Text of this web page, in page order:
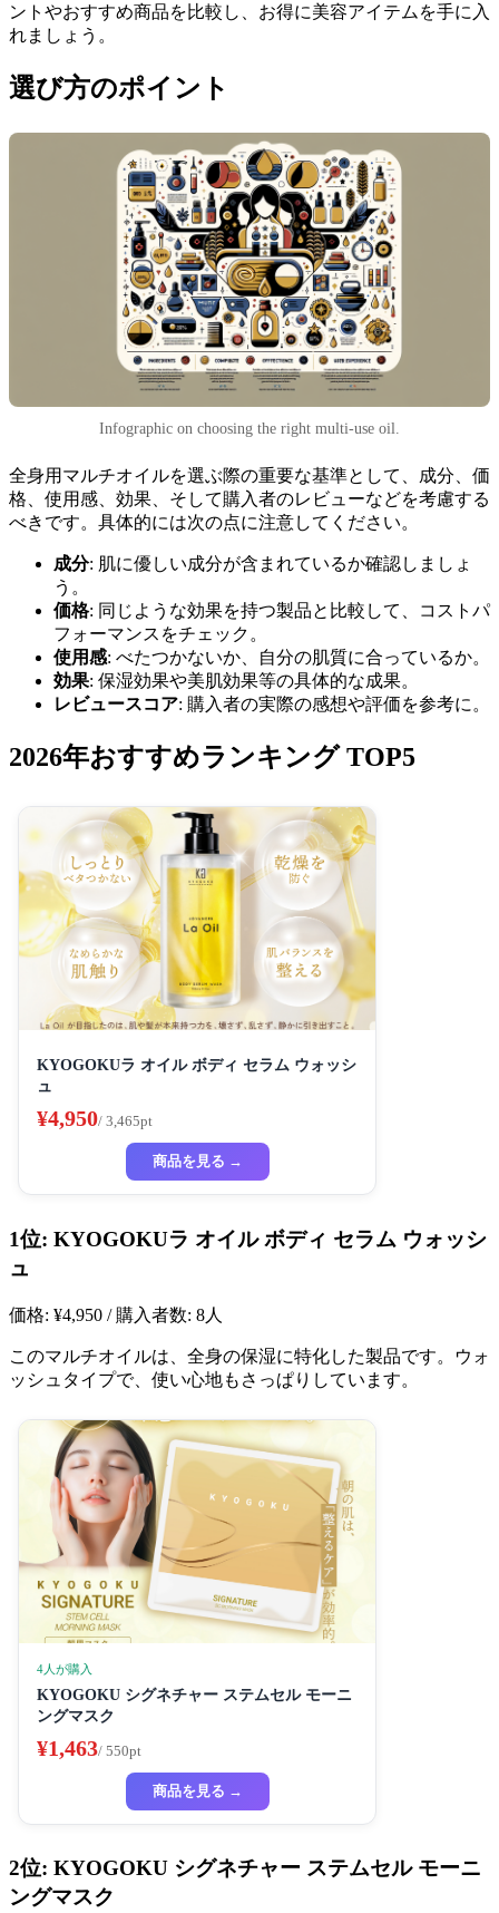
ントやおすすめ商品を比較し、お得に美容アイテムを手に入
れましょう。
選び方のポイント
Infographic on choosing the right multi-use oil.
全身用マルチオイルを選ぶ際の重要な基準として、成分、価
格、使用感、効果、そして購入者のレビューなどを考慮する
べきです。具体的には次の点に注意してください。
成分: 肌に優しい成分が含まれているか確認しましょ
う。
価格: 同じような効果を持つ製品と比較して、コストパ
フォーマンスをチェック。
使用感: べたつかないか、自分の肌質に合っているか。
効果: 保湿効果や美肌効果等の具体的な成果。
レビュースコア: 購入者の実際の感想や評価を参考に。
2026年おすすめランキング TOP5
KYOGOKUラ オイル ボディ セラム ウォッシ
ュ
¥4,950/ 3,465pt
商品を見る →
1位: KYOGOKUラ オイル ボディ セラム ウォッシ
ュ
価格: ¥4,950 / 購入者数: 8人
このマルチオイルは、全身の保湿に特化した製品です。ウォ
ッシュタイプで、使い心地もさっぱりしています。
4人が購入
KYOGOKU シグネチャー ステムセル モーニ
ングマスク
¥1,463/ 550pt
商品を見る →
2位: KYOGOKU シグネチャー ステムセル モーニ
ングマスク